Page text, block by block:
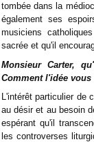
tombée dans la
également ses
musiciens
sacrée et qu'il
Monsieur Carter,
Comment l'idée vous
L'intérêt particulier de
au désir et au besoin
espérant qu'il
les controverses